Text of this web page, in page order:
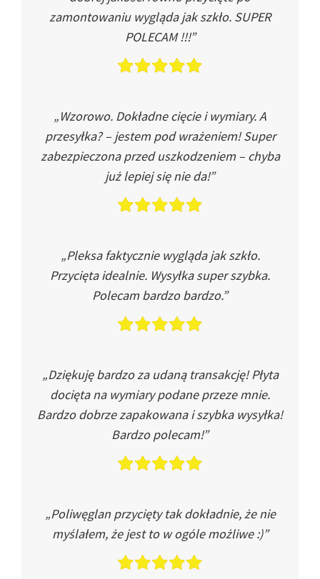
zamontowaniu wygląda jak szkło. SUPER
POLECAM !!!”
„Wzorowo. Dokładne cięcie i wymiary. A
przesyłka? – jestem pod wrażeniem! Super
zabezpieczona przed uszkodzeniem – chyba
już lepiej się nie da!”
„Pleksa faktycznie wygląda jak szkło.
Przycięta idealnie. Wysyłka super szybka.
Polecam bardzo bardzo.”
„Dziękuję bardzo za udaną transakcję! Płyta
docięta na wymiary podane przeze mnie.
Bardzo dobrze zapakowana i szybka wysyłka!
Bardzo polecam!”
„Poliwęglan przycięty tak dokładnie, że nie
myślałem, że jest to w ogóle możliwe :)”